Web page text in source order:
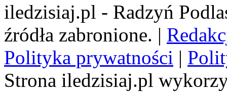
iledzisiaj.pl - Radzyń
źródła zabronione. |
Polityka prywatności |
Strona iledzisiaj.pl